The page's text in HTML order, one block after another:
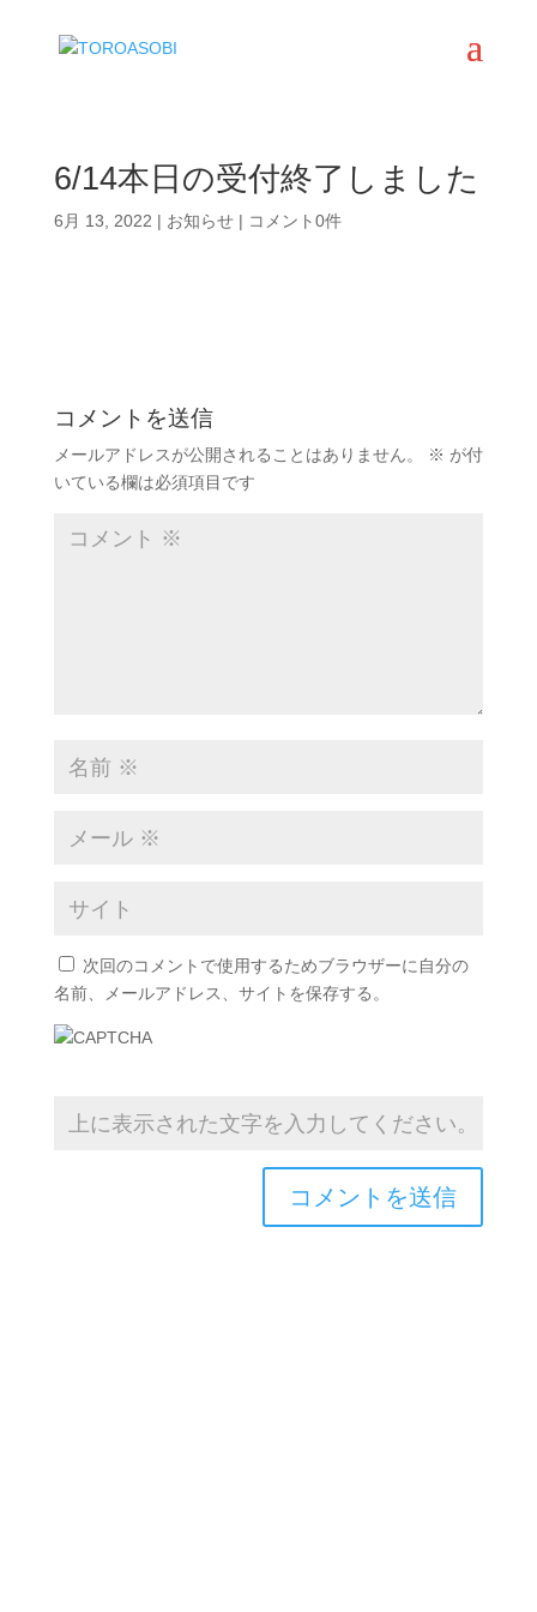
6/14本日の受付終了しました
6月 13, 2022 | お知らせ| コメント0件
コメントを送信
メールアドレスが公開されることはありません。 ※ が付
いている欄は必須項目です
次回のコメントで使用するためブラウザーに自分の
名前、メールアドレス、サイトを保存する。